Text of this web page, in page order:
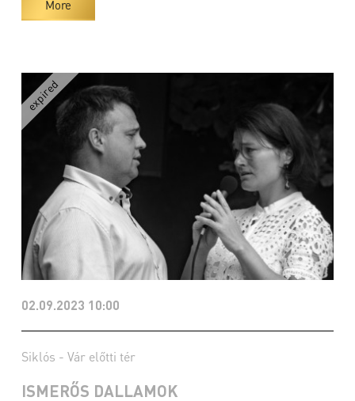
More
02.09.2023 10:00
Siklós - Vár előtti tér
ISMERŐS DALLAMOK